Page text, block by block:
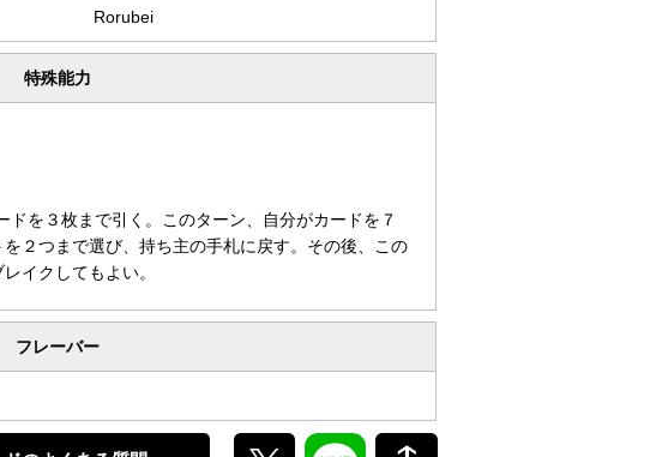
Rorubei
特殊能力
ドを３枚まで引く。このターン、自分がカードを７
２つまで選び、持ち主の手札に戻す。その後、この
イクしてもよい。
フレーバー